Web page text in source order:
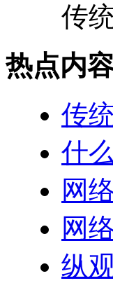
传
热点内
传
什
网
网
纵